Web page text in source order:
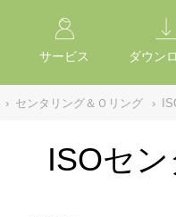
サービス ダウン
› センタリング＆Ｏリング ›
ISOセ